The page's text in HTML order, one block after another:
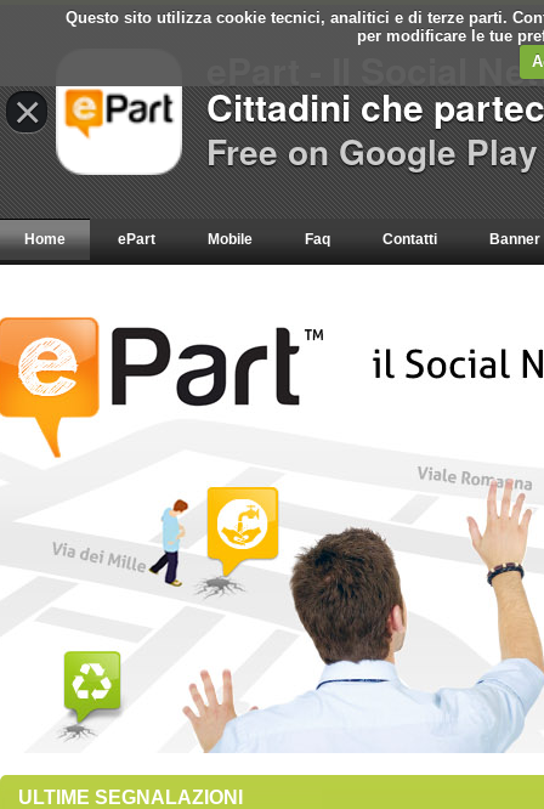
Questo sito utilizza cookie tecnici, analitici e di terze parti.
per modificare le tue
Home ePart Mobile Faq Contatti Banner
ULTIME SEGNALAZIONI
×
ePart - Il Social
Cittadini che
Free on Google Play